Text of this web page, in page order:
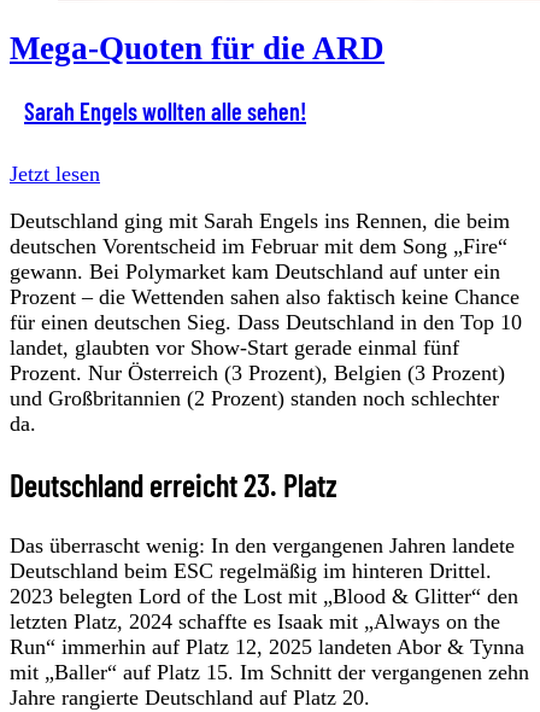
Mega-Quoten für die ARD
Sarah Engels wollten alle sehen!
Jetzt lesen
Deutschland ging mit Sarah Engels ins Rennen, die beim
deutschen Vorentscheid im Februar mit dem Song „Fire“
gewann. Bei Polymarket kam Deutschland auf unter ein
Prozent – die Wettenden sahen also faktisch keine Chance
für einen deutschen Sieg. Dass Deutschland in den Top 10
landet, glaubten vor Show-Start gerade einmal fünf
Prozent. Nur Österreich (3 Prozent), Belgien (3 Prozent)
und Großbritannien (2 Prozent) standen noch schlechter
da.
Deutschland erreicht 23. Platz
Das überrascht wenig: In den vergangenen Jahren landete
Deutschland beim ESC regelmäßig im hinteren Drittel.
2023 belegten Lord of the Lost mit „Blood & Glitter“ den
letzten Platz, 2024 schaffte es Isaak mit „Always on the
Run“ immerhin auf Platz 12, 2025 landeten Abor & Tynna
mit „Baller“ auf Platz 15. Im Schnitt der vergangenen zehn
Jahre rangierte Deutschland auf Platz 20.